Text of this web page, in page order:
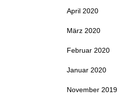
April 2020
März 2020
Februar 2020
Januar 2020
November 2019